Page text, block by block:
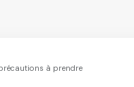
à prendre